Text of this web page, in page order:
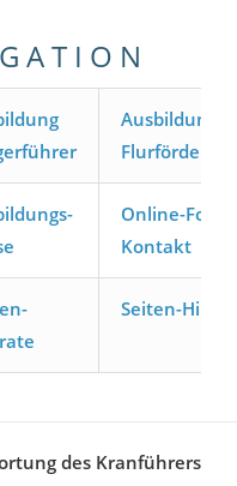
A T I O N
Ausbildung
Online-
Kontakt
Seiten-Hilfe
des Kranführers